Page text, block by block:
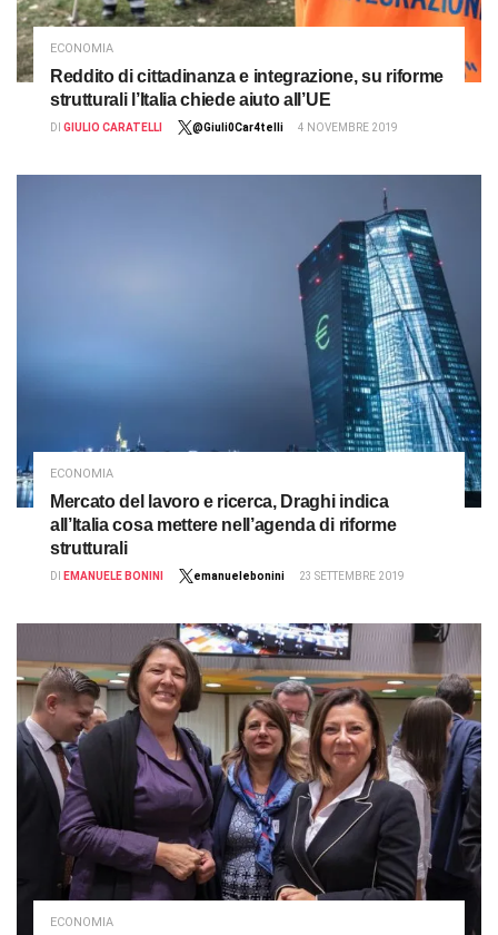
ECONOMIA
Reddito di cittadinanza e integrazione, su riforme
strutturali l’Italia chiede aiuto all’UE
DI GIULIO CARATELLI @Giuli0Car4telli 4 NOVEMBRE 2019
ECONOMIA
Mercato del lavoro e ricerca, Draghi indica
all’Italia cosa mettere nell’agenda di riforme
strutturali
DI EMANUELE BONINI emanuelebonini 23 SETTEMBRE 2019
ECONOMIA